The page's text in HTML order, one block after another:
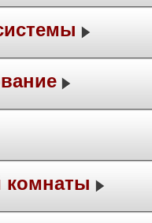
комнаты